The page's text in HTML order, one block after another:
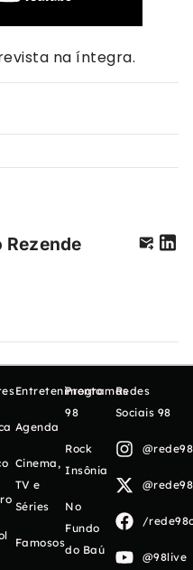
na íntegra.
Rezende
Entretenimento
Agenda
Cinema,
TV e
Séries
Famosos
Programas
98
Rock
Insônia
No
Fundo
do Baú
Redes
Sociais 98
/
@98live